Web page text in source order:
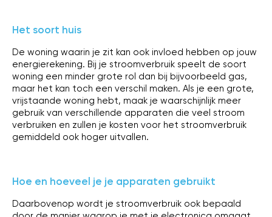
Het soort huis
De woning waarin je zit kan ook invloed hebben op jouw
energierekening. Bij je stroomverbruik speelt de soort
woning een minder grote rol dan bij bijvoorbeeld gas,
maar het kan toch een verschil maken. Als je een grote,
vrijstaande woning hebt, maak je waarschijnlijk meer
gebruik van verschillende apparaten die veel stroom
verbruiken en zullen je kosten voor het stroomverbruik
gemiddeld ook hoger uitvallen.
Hoe en hoeveel je je apparaten gebruikt
Daarbovenop wordt je stroomverbruik ook bepaald